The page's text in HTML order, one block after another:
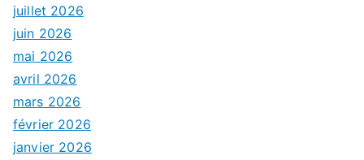
juillet 2026
juin 2026
mai 2026
avril 2026
mars 2026
février 2026
janvier 2026